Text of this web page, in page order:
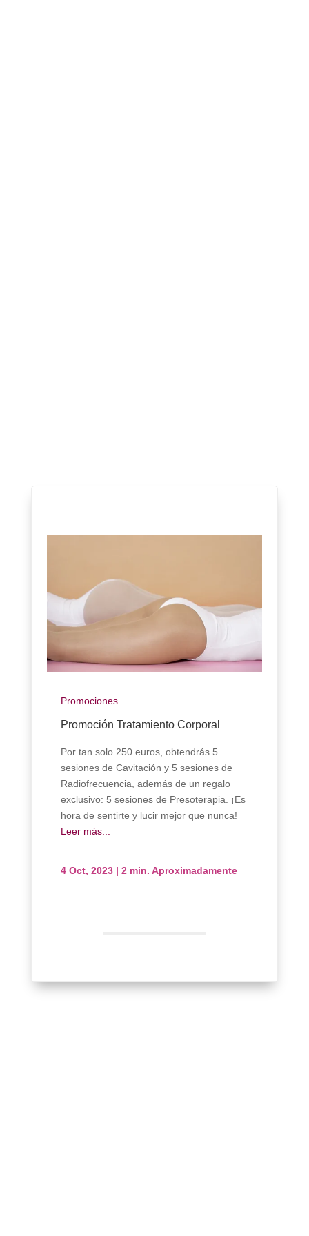
Promociones
Promoción Tratamiento Corporal
Por tan solo 250 euros, obtendrás 5
sesiones de Cavitación y 5 sesiones de
Radiofrecuencia, además de un regalo
exclusivo: 5 sesiones de Presoterapia. ¡Es
hora de sentirte y lucir mejor que nunca!
Leer más...
4 Oct, 2023 |2 min. Aproximadamente